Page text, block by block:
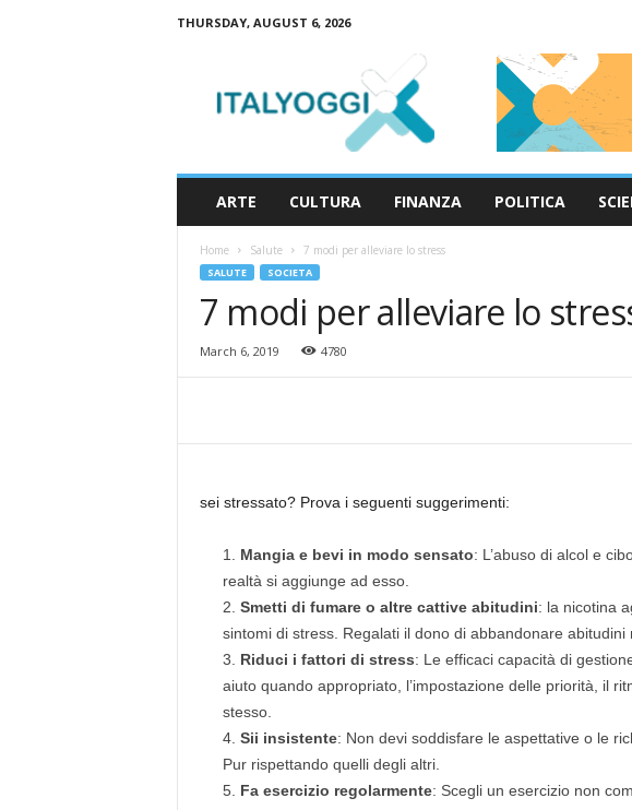
THURSDAY, AUGUST 6, 2026
ARTE CULTURA FINANZA POLITICA
Home Salute 7 modi per alleviare lo stress
SALUTE SOCIETA
7 modi per alleviare lo
March 6, 2019 4780
sei stressato? Prova i seguenti suggerimenti:
Mangia e bevi in modo sensato: L’abuso di alcol e
realtà si aggiunge ad esso.
Smetti di fumare o altre cattive abitudini: la nicotina
sintomi di stress. Regalati il dono di abbandonare abitudini
Riduci i fattori di stress: Le efficaci capacità di
aiuto quando appropriato, l’impostazione delle priorità, il
stesso.
Sii insistente: Non devi soddisfare le aspettative o le
Pur rispettando quelli degli altri.
Fa esercizio regolarmente: Scegli un esercizio non